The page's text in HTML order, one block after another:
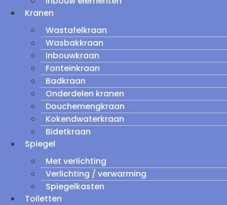
Kranen
Wastafelkraan
Wasbakkraan
Inbouwkraan
Fonteinkraan
Badkraan
Onderdelen kranen
Douchemengkraan
Kokendwaterkraan
Bidetkraan
Spiegel
Met verlichting
Verlichting / verwarming
Spiegelkasten
Toiletten